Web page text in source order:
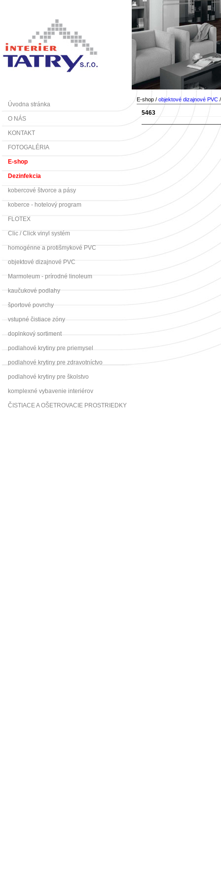
Úvodna stránka
O NÁS
KONTAKT
FOTOGALÉRIA
E-shop
Dezinfekcia
kobercové štvorce a pásy
koberce - hotelový program
FLOTEX
Clic / Click vinyl systém
homogénne a protišmykové PVC
objektové dizajnové PVC
Marmoleum - prírodné linoleum
kaučukové podlahy
športové povrchy
vstupné čistiace zóny
doplnkový sortiment
podlahové krytiny pre priemysel
podlahové krytiny pre zdravotníctvo
podlahové krytiny pre školstvo
komplexné vybavenie interiérov
ČISTIACE A OŠETROVACIE PROSTRIEDKY
E-shop / objektové dizajnové PVC
5463